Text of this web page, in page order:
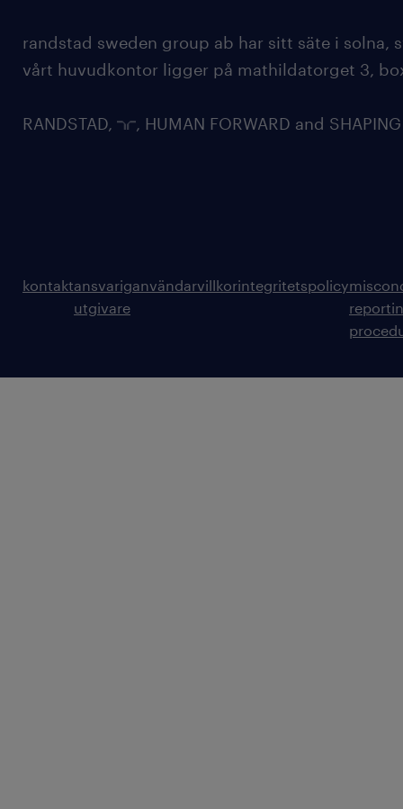
randstad sweden group ab har sitt säte i solna,
vårt huvudkontor ligger på mathildatorget 3,
RANDSTAD, , HUMAN FORWARD and
kontaktansvarig
utgivare
användarvillkorintegritetspolicy